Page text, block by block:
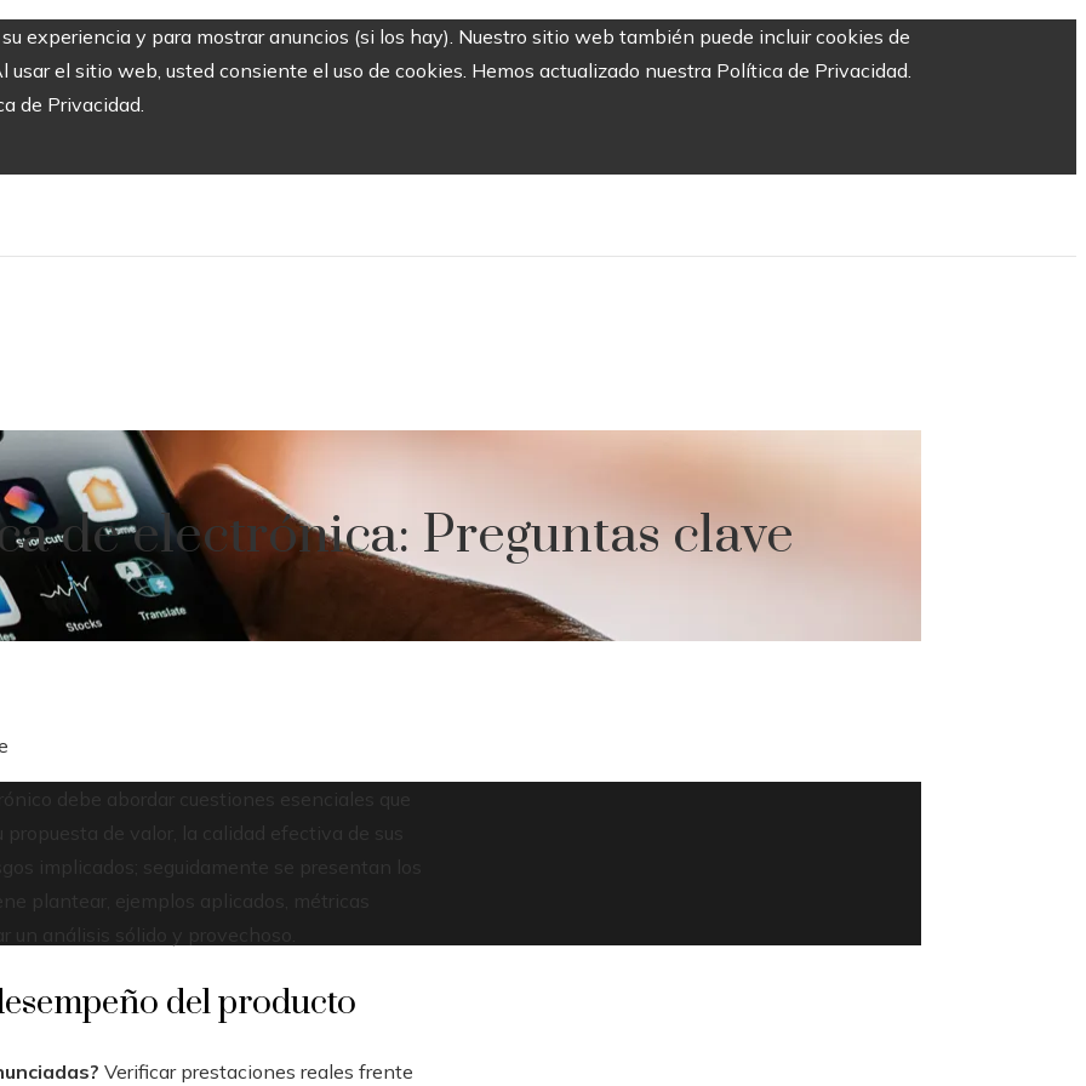
experiencia y para mostrar anuncios (si los hay). Nuestro sitio web también puede incluir cookies de
el sitio web, usted consiente el uso de cookies. Hemos actualizado nuestra Política de Privacidad.
de Privacidad.
de electrónica: Preguntas clave
debe abordar cuestiones esenciales que
de valor, la calidad efectiva de sus
implicados; seguidamente se presentan los
plantear, ejemplos aplicados, métricas
un análisis sólido y provechoso.
del producto
Verificar prestaciones reales frente